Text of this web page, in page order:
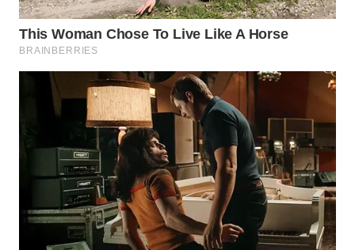
SULSEL
WN
WN
MALUKU
WN
MALUT